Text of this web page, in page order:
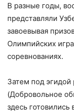
В разные годы,
представляли
завоевывая
Олимпийских
соревнованиях.
Затем под
(Добровольное
здесь готовились